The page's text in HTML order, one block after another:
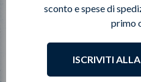
sconto e spese di
primo
ISCRIVITI